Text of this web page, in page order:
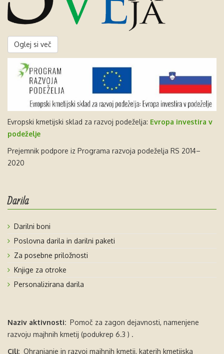
Oglej si več
Evropski kmetijski sklad za razvoj podeželja: Evropa investira v
podeželje
Prejemnik podpore iz Programa razvoja podeželja RS 2014–
2020
Darila
Darilni boni
Poslovna darila in darilni paketi
Za posebne priložnosti
Knjige za otroke
Personalizirana darila
Naziv aktivnosti: Pomoč za zagon dejavnosti, namenjene
razvoju majhnih kmetij (podukrep 6.3 ) .
Cilj: Ohranjanje in razvoj majhnih kmetij, katerih kmetijska